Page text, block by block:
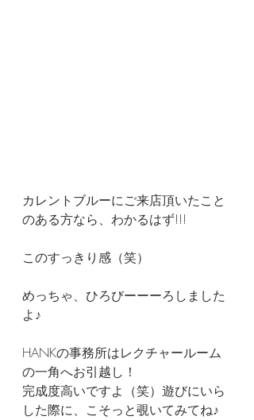
カレントブルーにご来店頂いたこと
のある方なら、わかるはず!!!
このすっきり感（笑）
めっちゃ、ひろびーーーろしました
よ♪
HANKの事務所はレクチャールーム
の一角へお引越し！
完成度高いですよ（笑）遊びにいら
した際に、こそっと覗いてみてね♪